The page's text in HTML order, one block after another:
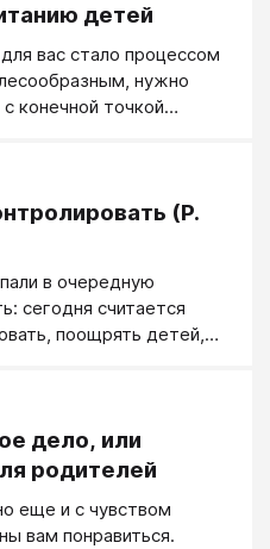
детей
вас стало процессом
нужно
конечной точкой
(Р.
в очередную
сегодня считается
поощрять детей,
дело, или
родителей
еще и с чувством
вам понравиться.